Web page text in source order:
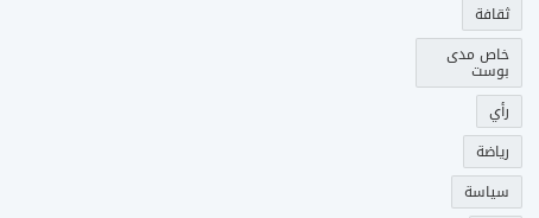
ثقافة
خاص مدى
بوست
رأي
رياضة
سياسة